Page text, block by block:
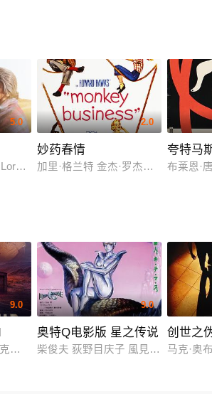
5.0
Jesus Mayorga
2.0
妙药春情
加里·格兰特 金杰·罗杰斯 查尔斯·科
夸特马
布莱恩·
9.0
尔虹膜
9.0
奥特Q电影版 星之传说
柴俊夫 荻野目庆子 風見しんご
创世之
马克·奥